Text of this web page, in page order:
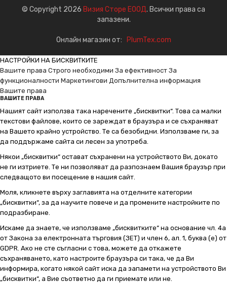
© Copyright 2026 Визия Сторе ЕООД. Всички права са
запазени.
Онлайн магазин от: PlumTex.com
НАСТРОЙКИ НА БИСКВИТКИТЕ
Вашите права Строго необходими За ефективност За
функционалности Маркетингови Допълнителна информация
Вашите права
ВАШИТЕ ПРАВА
Нашият сайт използва така наречените „бисквитки“. Това са малки
текстови файлове, които се зареждат в браузъра и се съхраняват
на Вашето крайно устройство. Те са безобидни. Използваме ги, за
да поддържаме сайта си лесен за употреба.
Някои „бисквитки“ остават съхранени на устройството Ви, докато
не ги изтриете. Те ни позволяват да разпознаем Вашия браузър при
следващото ви посещение в нашия сайт.
Моля, кликнете върху заглавията на отделните категории
„бисквитки“, за да научите повече и да промените настройките по
подразбиране.
Искаме да знаете, че използваме „бисквитките“ на основание чл. 4а
от Закона за електронната търговия (ЗЕТ) и член 6, ал. 1, буква (е) от
GDPR. Ако не сте съгласни с това, можете да откажете
съхраняването, като настроите браузъра си така, че да Ви
информира, когато някой сайт иска да запамети на устройството Ви
„бисквитки“, а Вие съответно да ги приемате или не.